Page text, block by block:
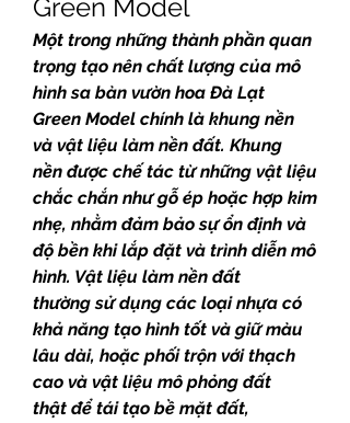
Green Model
Một trong những thành phần quan
trọng tạo nên chất lượng của mô
hình sa bàn vườn hoa Đà Lạt
Green Model chính là khung nền
và vật liệu làm nền đất. Khung
nền được chế tác từ những vật liệu
chắc chắn như gỗ ép hoặc hợp kim
nhẹ, nhằm đảm bảo sự ổn định và
độ bền khi lắp đặt và trình diễn mô
hình. Vật liệu làm nền đất
thường sử dụng các loại nhựa có
khả năng tạo hình tốt và giữ màu
lâu dài, hoặc phối trộn với thạch
cao và vật liệu mô phỏng đất
thật để tái tạo bề mặt đất,